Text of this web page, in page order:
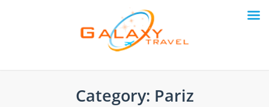
Category: Pariz